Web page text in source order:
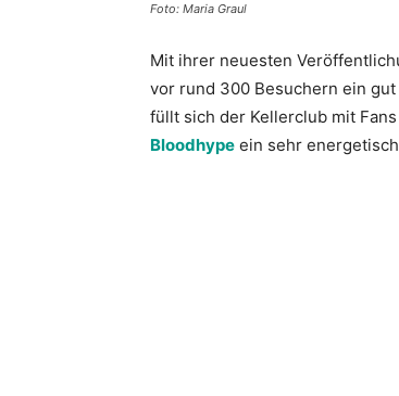
Foto: Maria Graul
Mit ihrer neuesten
vor rund 300 Besuchern ein
füllt sich der Kellerclub mit
Bloodhype ein sehr